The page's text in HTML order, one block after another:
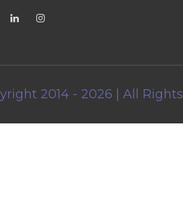
2014 - 2026 | All